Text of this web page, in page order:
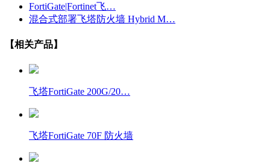
FortiGate|Fortinet飞…
混合式部署飞塔防火墙 Hybrid M…
【相关产品】
飞塔FortiGate 200G/20…
飞塔FortiGate 70F 防火墙